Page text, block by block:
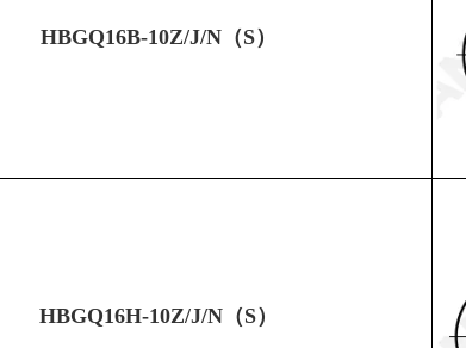
HBGQ16B-10Z/J/N（S）
HBGQ16H-10Z/J/N（S）